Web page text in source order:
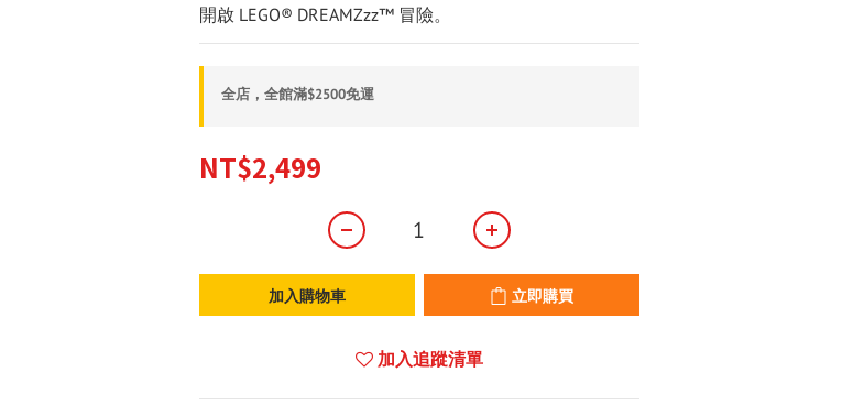
開啟 LEGO® DREAMZzz™ 冒險。
全店，全館滿$2500免運
NT$2,499
加入購物車 立即購買
加入追蹤清單